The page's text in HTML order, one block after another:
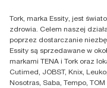
Puławska 180
02-670 Warszawa
Polska
Tork, marka Essity, jest
zdrowia. Celem naszej
poprzez dostarczanie
Essity są sprzedawane w
markami TENA i Tork oraz
Cutimed, JOBST, Knix,
Nosotras, Saba, Tempo,